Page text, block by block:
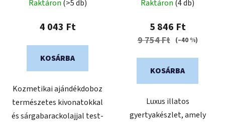
Raktáron (>5 db)
4 043 Ft
KOSÁRBA
Kozmetikai ajándékdoboz
természetes kivonatokkal
és sárgabarackolajjal test-
Raktáron (4 db)
5 846 Ft
9 754 Ft (–40 %)
KOSÁRBA
Luxus illatos
gyertyakészlet, amely